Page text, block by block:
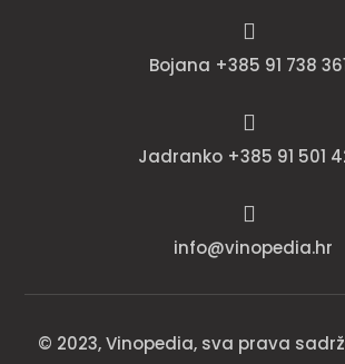

Bojana +385 91 738

Jadranko +385 91 501

info@vinopedia.hr
© 2023, Vinopedia, sva prava